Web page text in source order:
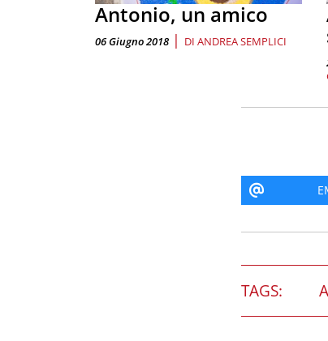
Antonio, un amico
06 Giugno 2018 | DI ANDREA SEMPLICI
TAGS: